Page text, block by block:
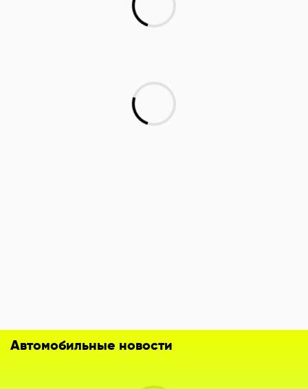
Автомобильные новости